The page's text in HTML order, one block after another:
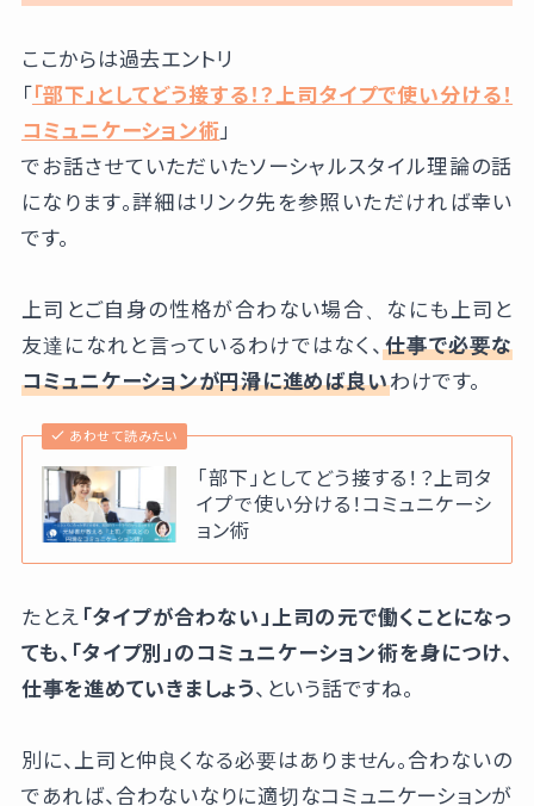
ここからは過去エントリ
「 「部下」としてどう接する！？上司タイプで使い分ける！
コミュニケーション術」
でお話させていただいたソーシャルスタイル理論の話
になります。詳細はリンク先を参照いただければ幸い
です。
上司とご自身の性格が合わない場合、なにも上司と
友達になれと言っているわけではなく、 仕事で必要な
コミュニケーションが円滑に進めば良いわけです。
あわせて読みたい
「部下」としてどう接する！？上司タ
イプで使い分ける！コミュニケーシ
ョン術
たとえ 「タイプが合わない」上司の元で働くことになっ
ても、「タイプ別」のコミュニケーション術を身につけ、
仕事を進めていきましょう、という話ですね。
別に、上司と仲良くなる必要はありません。合わないの
であれば、合わないなりに適切なコミュニケーションが